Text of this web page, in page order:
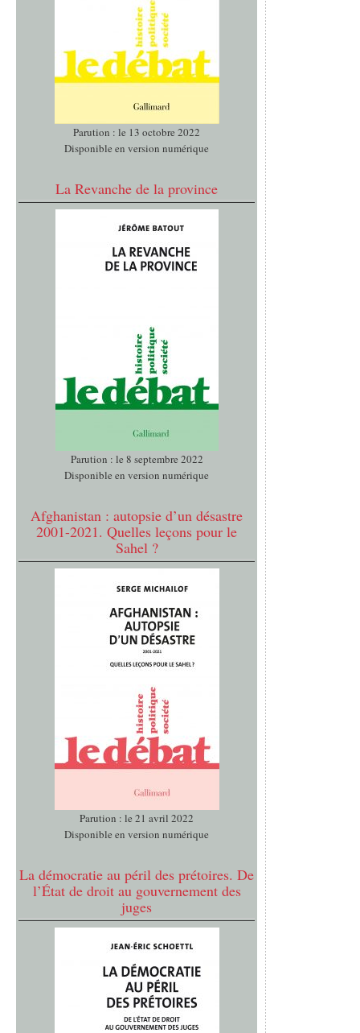
Parution : le 13 octobre 2022
Disponible en version numérique
La Revanche de la province
Parution : le 8 septembre 2022
Disponible en version numérique
Afghanistan : autopsie d’un désastre
2001-2021. Quelles leçons pour le
Sahel ?
Parution : le 21 avril 2022
Disponible en version numérique
La démocratie au péril des prétoires. De
l’État de droit au gouvernement des
juges